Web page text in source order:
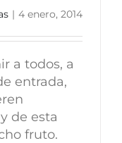
| 4 enero, 2014
a todos, a
entrada,
de esta
fruto.